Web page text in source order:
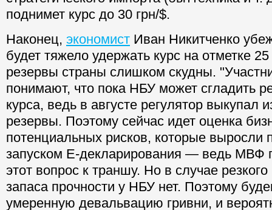
поднимет курс до 30 грн/$.
Наконец, экономист Иван Никитченко
будет тяжело удержать курс на отметке
резервы страны слишком скудны.
понимают, что пока НБУ может сгладить
курса, ведь в августе регулятор выкупал
резервы. Поэтому сейчас идет оценка
потенциальных рисков, которые выросли
запуском Е-декларирования — ведь МВФ
этот вопрос к траншу. Но в случае резкого
запаса прочности у НБУ нет. Поэтому
умеренную девальвацию гривни, и